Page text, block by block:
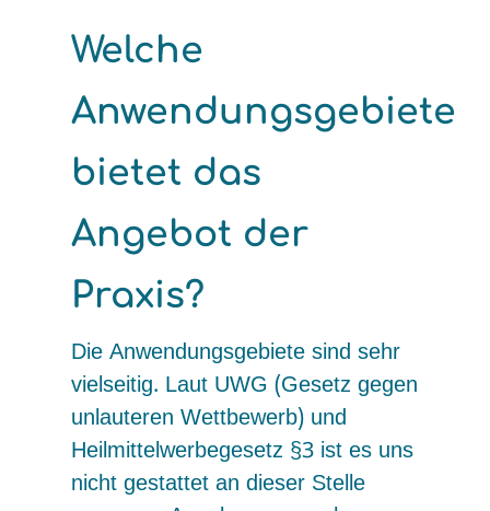
Welche
Anwendungsgebiete
bietet das
Angebot der
Praxis?
Die Anwendungsgebiete sind sehr
vielseitig. Laut UWG (Gesetz gegen
unlauteren Wettbewerb) und
Heilmittelwerbegesetz §3 ist es uns
nicht gestattet an dieser Stelle